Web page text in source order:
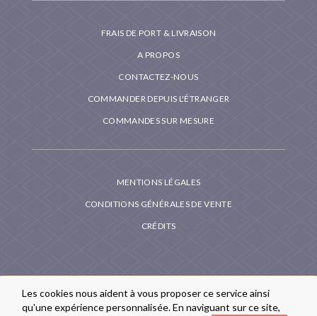
FRAIS DE PORT & LIVRAISON
A PROPOS
CONTACTEZ-NOUS
COMMANDER DEPUIS L'ÉTRANGER
COMMANDES SUR MESURE
MENTIONS LÉGALES
CONDITIONS GÉNÉRALES DE VENTE
CRÉDITS
Les cookies nous aident à vous proposer ce service ainsi
qu'une expérience personnalisée. En naviguant sur ce site,